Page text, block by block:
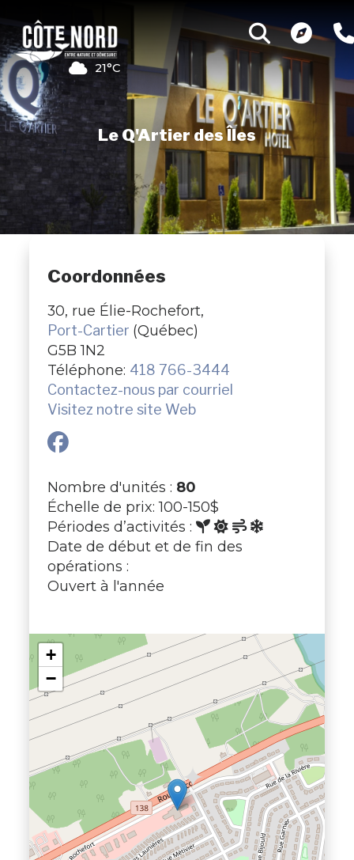
21°C
Le Q'Artier des Îles
Coordonnées
30, rue Élie-Rochefort,
Port-Cartier (Québec)
G5B 1N2
Téléphone: 418 766-3444
Contactez-nous par courriel
Visitez notre site Web
Nombre d'unités : 80
Échelle de prix: 100-150$
Périodes d’activités :
Date de début et de fin des
opérations :
Ouvert à l'année
+
−